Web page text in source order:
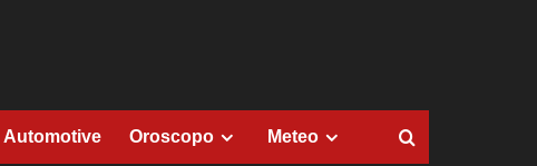
Automotive Oroscopo Meteo